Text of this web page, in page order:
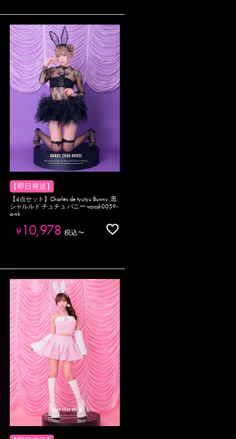
【即日発送】
【4点セット】Charles de tyutyu Bunny. 黒
シャルルド チュチュ バニー vcscd-0059-
a-nk
¥10,978 税込〜